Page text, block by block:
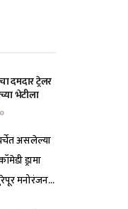
दमदार ट्रेलर
भेटीला
0
असलेल्या
ड्रामा
मनोरंजन...